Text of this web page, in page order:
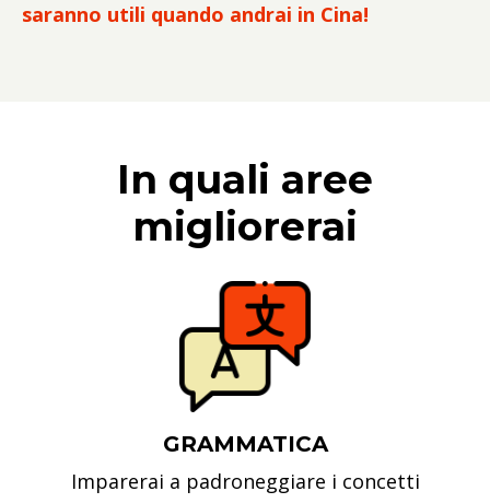
saranno utili quando andrai in Cina!
In quali aree
migliorerai
GRAMMATICA
Imparerai a padroneggiare i concetti